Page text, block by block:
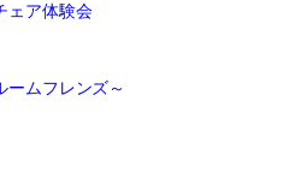
ェア体験会
ームフレンズ～